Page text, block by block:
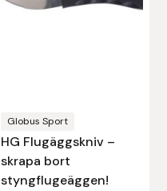
Globus Sport
HG Flugäggskniv –
skrapa bort
styngflugeäggen!